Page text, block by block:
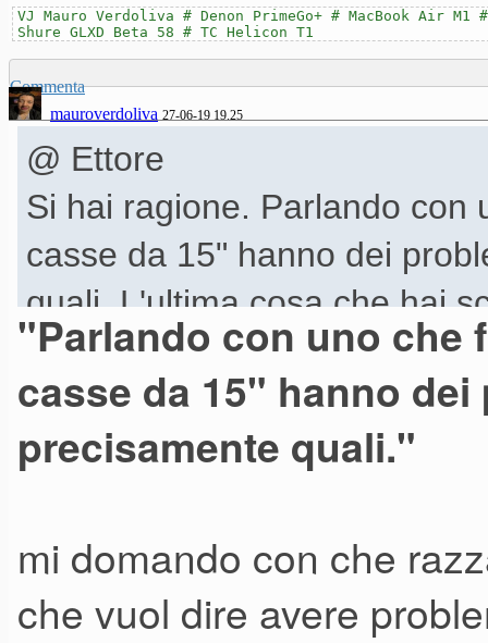
VJ Mauro Verdoliva # Denon PrimeGo+ # MacBook Air
Shure GLXD Beta 58 # TC Helicon T1
Commenta
mauroverdoliva 27-06-19 19.25
@ Ettore
Si hai ragione. Parlando con
casse da 15" hanno dei
quali. L'ultima cosa che hai
non penso sia vera dato
10 e delle 12. Quindi ora
prendendo due 705 as e
a 800 euro l'uno invece di
"Parlando con uno che
casse da 15" hanno
precisamente quali."
mi domando con che
che vuol dire avere